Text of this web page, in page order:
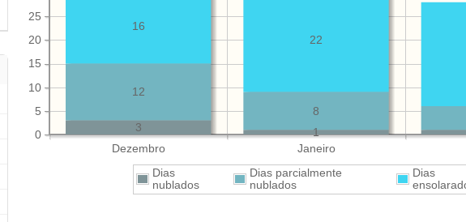
Dezembro Janeiro
0
5
10
15
20
25
1
3
8
12
22
16
Dias
nublados
Dias parcialmente
nublados
Dias